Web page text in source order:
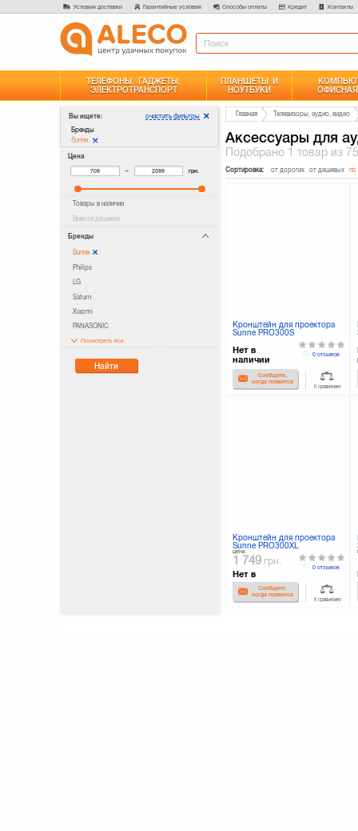
Условия доставки Гарантийные условия Способы оплаты Кредит Контакты
ТЕЛЕФОНЫ, ГАДЖЕТЫ,
ЭЛЕКТРОТРАНСПОРТ
ПЛАНШЕТЫ И
НОУТБУКИ
Вы ищете:
Бренды
Sunne
очистить фильтры
Цена
– грн.
Товары в наличии
Вместе дешевле
Бренды
Sunne
Philips
LG
Saturn
Xiaomi
PANASONIC
Посмотреть все
Найти
Главная Телевизоры, аудио, видео
Аксессуары для
Подобрано 1 товар из
Сортировка: от дорогих от дешевых по
Кронштейн для проектора
Sunne PRO300S
Нет в
наличии
Сообщите,
когда появится
0 отзывов
К сравнению
Кронштейн для проектора
Sunne PRO300XL
цена
1 749 грн.
Нет в
наличииСообщите,
когда появится
0 отзывов
К сравнению